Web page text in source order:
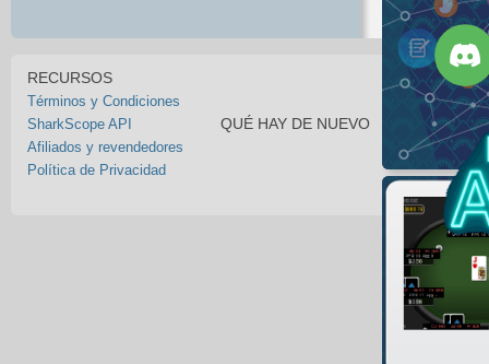
RECURSOS
Términos y Condiciones
SharkScope API
Afiliados y revendedores
Política de Privacidad
QUÉ HAY DE NUEVO